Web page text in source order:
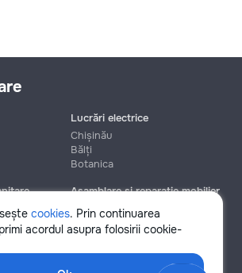
cookies. Prin continuarea
acordul asupra folosirii cookie-
Lucrări electrice
Chișinău
Bălți
Botanica
Asamblare și reparație mobilier
Chișinău
Botanica
instalare